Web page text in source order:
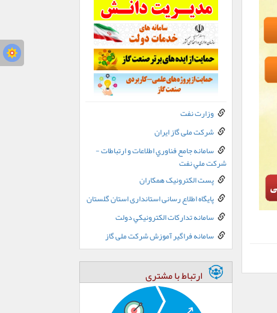
وزارت نفت
شرکت ملی گاز ایران
سامانه جامع فناوري اطلاعات و ارتباطات -
شرکت ملي نفت
پست الکترونيک همکاران
پایگاه اطلاع رسانی استانداری استان گلستان
سامانه تدارکات الکترونيکي دولت
سامانه فراگیر آموزش شرکت ملی گاز
ارتباط با مشتری